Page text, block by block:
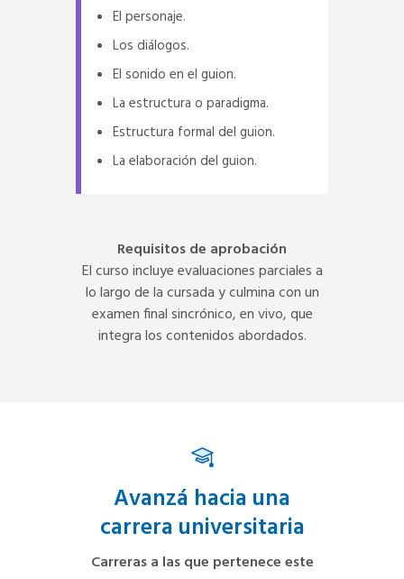
El personaje.
Los diálogos.
El sonido en el guion.
La estructura o paradigma.
Estructura formal del guion.
La elaboración del guion.
Requisitos de aprobación
El curso incluye evaluaciones parciales a
lo largo de la cursada y culmina con un
examen final sincrónico, en vivo, que
integra los contenidos abordados.
Avanzá hacia una
carrera universitaria
Carreras a las que pertenece este